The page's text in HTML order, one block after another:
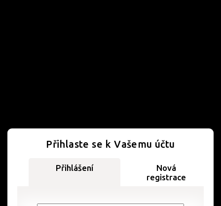
Přihlaste se k Vašemu účtu
Přihlášení
Nová
registrace